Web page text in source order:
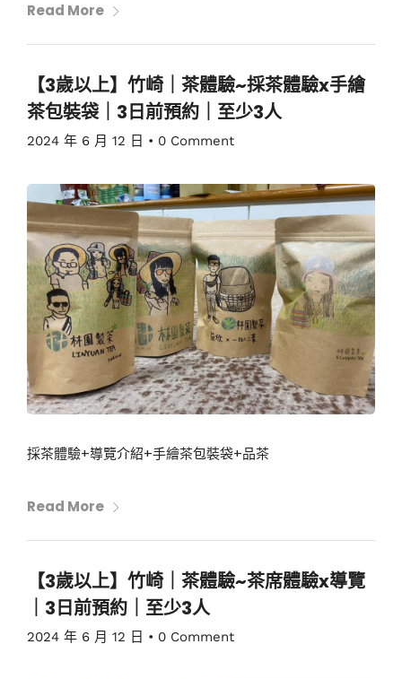
Read More
【3歲以上】竹崎｜茶體驗~採茶體驗x手繪
茶包裝袋｜3日前預約｜至少3人
2024 年 6 月 12 日 • 0 Comment
採茶體驗+導覽介紹+手繪茶包裝袋+品茶
Read More
【3歲以上】竹崎｜茶體驗~茶席體驗x導覽
｜3日前預約｜至少3人
2024 年 6 月 12 日 • 0 Comment